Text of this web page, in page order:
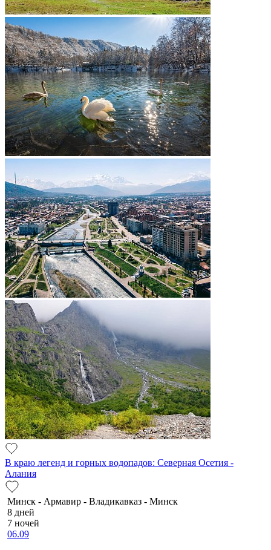
В краю легенд и горных водопадов: Северная Осетия -
Алания
Минск - Армавир - Владикавказ - Минск
8 дней
7 ночей
06.09